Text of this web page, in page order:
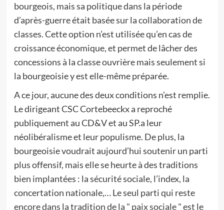
bourgeois, mais sa politique dans la période
d’après-guerre était basée sur la collaboration de
classes. Cette option n’est utilisée qu’en cas de
croissance économique, et permet de lâcher des
concessions à la classe ouvrière mais seulement si
la bourgeoisie y est elle-même préparée.
A ce jour, aucune des deux conditions n’est remplie.
Le dirigeant CSC Cortebeeckx a reproché
publiquement au CD&V et au SP.a leur
néolibéralisme et leur populisme. De plus, la
bourgeoisie voudrait aujourd’hui soutenir un parti
plus offensif, mais elle se heurte à des traditions
bien implantées : la sécurité sociale, l’index, la
concertation nationale,… Le seul parti qui reste
encore dans la tradition de la " paix sociale " est le